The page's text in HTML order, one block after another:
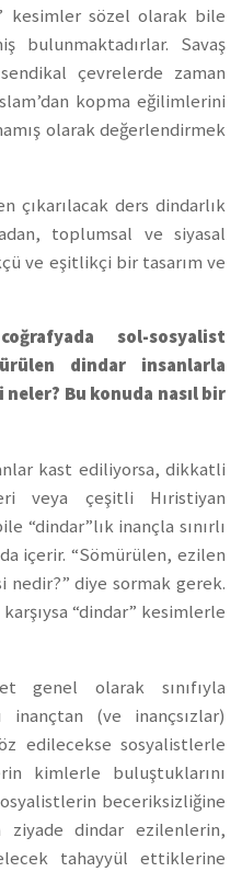
kesimler sözel olarak bile
bulunmaktadırlar. Savaş
çevrelerde zaman
kopma eğilimlerini
olarak değerlendirmek
çıkarılacak ders dindarlık
toplumsal ve siyasal
ve eşitlikçi bir tasarım ve
sol-sosyalist
dindar insanlarla
Bu konuda nasıl bir
kast ediliyorsa, dikkatli
veya çeşitli Hıristiyan
“dindar”lık inançla sınırlı
içerir. “Sömürülen, ezilen
nedir?” diye sormak gerek.
“dindar” kesimlerle
genel olarak sınıfıyla
inançtan (ve inançsızlar)
edilecekse sosyalistlerle
kimlerle buluştuklarını
beceriksizliğine
ziyade dindar ezilenlerin,
tahayyül ettiklerine